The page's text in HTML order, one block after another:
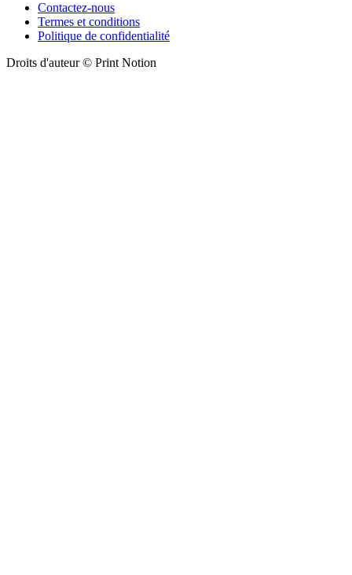
Contactez-nous
Termes et conditions
Politique de confidentialité
Droits d'auteur © Print Notion